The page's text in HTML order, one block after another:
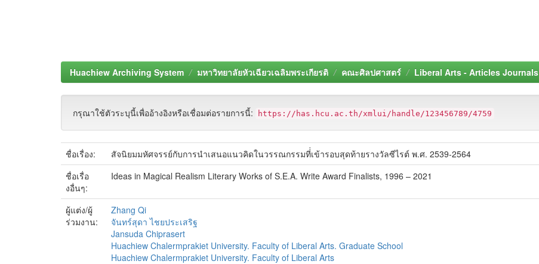
Huachiew Archiving System มหาวิทยาลัยหัวเฉียวเฉลิมพระเกียรติ คณะศิลปศาสตร์ Liberal Arts - Articles Journals
กรุณาใช้ตัวระบุนี้เพื่ออ้างอิงหรือเชื่อมต่อรายการนี้: https://has.hcu.ac.th/xmlui/handle/123456789/4759
ชื่อเรื่อง:
สัจนิยมมหัศจรรย์กับการนำเสนอแนวคิดในวรรณกรรมที่่เข้ารอบสุดท้ายรางวัลซีไรต์ พ.ศ. 2539-2564
ชื่อเรื่อ
งอื่นๆ:
Ideas in Magical Realism Literary Works of S.E.A. Write Award Finalists, 1996 – 2021
ผู้แต่ง/ผู้
ร่วมงาน:
Zhang Qi
จันทร์สุดา ไชยประเสริฐ
Jansuda Chiprasert
Huachiew Chalermprakiet University. Faculty of Liberal Arts. Graduate School
Huachiew Chalermprakiet University. Faculty of Liberal Arts